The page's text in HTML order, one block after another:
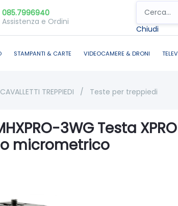
085.7996940
Assistenza e Ordini
Chiudi
STAMPANTI & CARTE VIDEOCAMERE & DRONI
CAVALLETTI TREPPIEDI / Teste per treppiedi
3WG Testa
micrometrico